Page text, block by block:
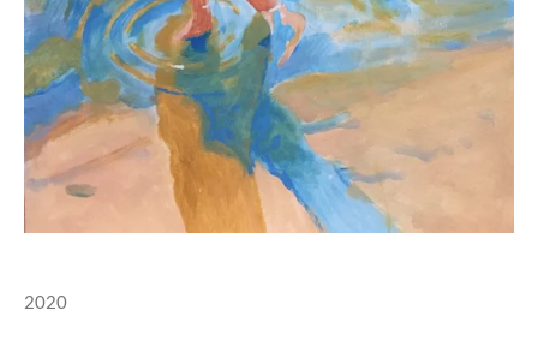
2020